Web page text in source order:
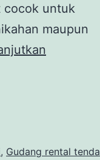
cocok untuk
maupun
, Gudang rental tenda